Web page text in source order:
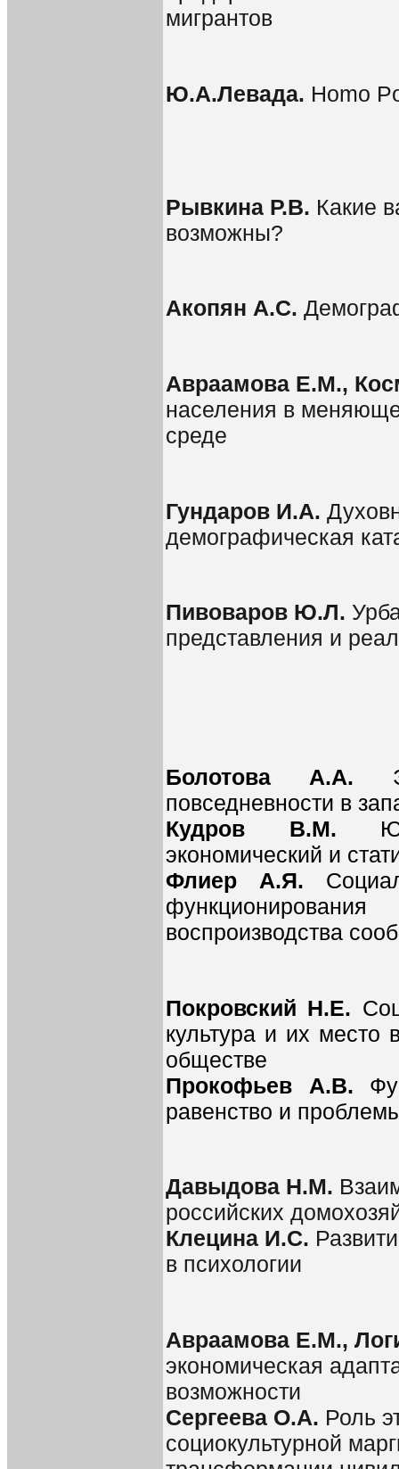
мигрантов
Ю.А.Левада. Homo
Рывкина Р.В. Какие
возможны?
Акопян А.С.
Авраамова Е.М.,
населения в
среде
Гундаров И.А.
демографическая
Пивоваров Ю.Л.
представления и
Болотова А.А.
повседневности в
Кудров В.М.
экономический и
Флиер А.Я.
воспроизводства
Покровский Н.Е.
культура и их место
обществе
Прокофьев А.В.
равенство и
Давыдова Н.М.
российских
Клецина И.С.
в психологии
Авраамова Е.М.,
экономическая
возможности
Сергеева О.А. Роль
социокультурной